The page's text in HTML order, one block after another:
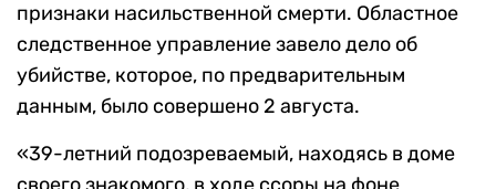
признаки насильственной смерти. Областное
следственное управление завело дело об
убийстве, которое, по предварительным
данным, было совершено 2 августа.
«39-летний подозреваемый, находясь в доме